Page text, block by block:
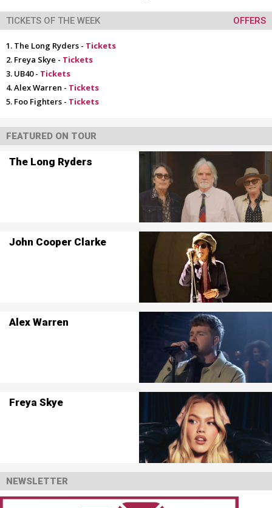
TICKETS OF THE WEEK OFFERS
The Long Ryders - Tickets
Freya Skye - Tickets
UB40 - Tickets
Alex Warren - Tickets
Foo Fighters - Tickets
FEATURED ON TOUR
The Long Ryders
John Cooper Clarke
Alex Warren
Freya Skye
NEWSLETTER